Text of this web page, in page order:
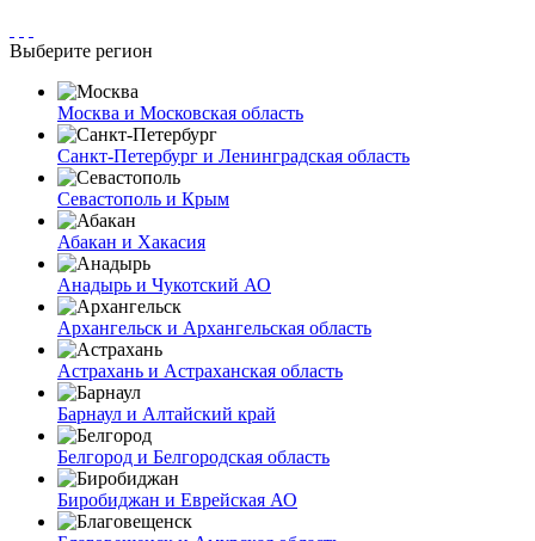
Выберите регион
Москва и Московская область
Санкт-Петербург и Ленинградская область
Севастополь и Крым
Абакан и Хакасия
Анадырь и Чукотский АО
Архангельск и Архангельская область
Астрахань и Астраханская область
Барнаул и Алтайский край
Белгород и Белгородская область
Биробиджан и Еврейская АО